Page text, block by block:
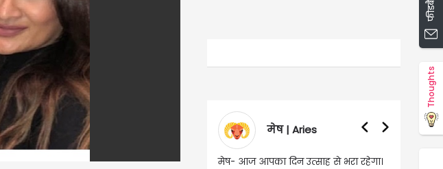
वृषभ | Taurus
वृष- आज का दिन इस राशि के जातकों के
Thoughts